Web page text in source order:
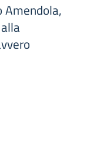
Amendola,